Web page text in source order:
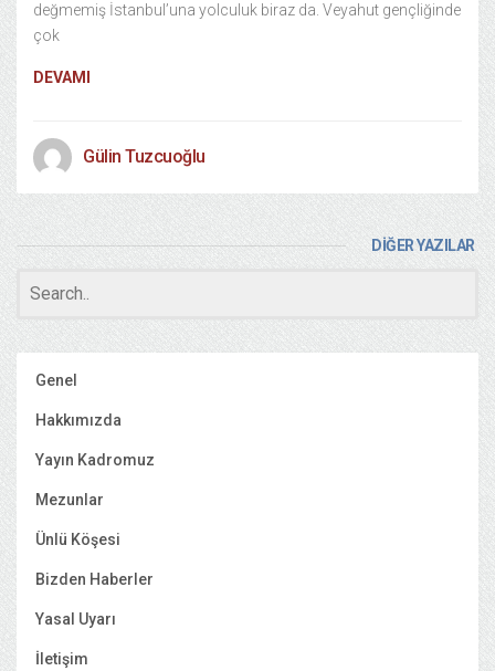
değmemiş İstanbul’una yolculuk biraz da. Veyahut gençliğinde
çok
DEVAMI
Gülin Tuzcuoğlu
DİĞER YAZILAR
Genel
Hakkımızda
Yayın Kadromuz
Mezunlar
Ünlü Köşesi
Bizden Haberler
Yasal Uyarı
İletişim